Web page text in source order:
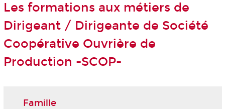
Les formations aux métiers de
Dirigeant / Dirigeante de Société
Coopérative Ouvrière de
Production -SCOP-
Famille